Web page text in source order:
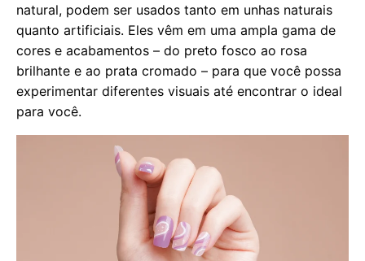
natural, podem ser usados tanto em unhas naturais
quanto artificiais. Eles vêm em uma ampla gama de
cores e acabamentos – do preto fosco ao rosa
brilhante e ao prata cromado – para que você possa
experimentar diferentes visuais até encontrar o ideal
para você.